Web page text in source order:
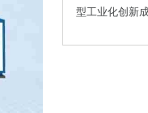
型工业化创新